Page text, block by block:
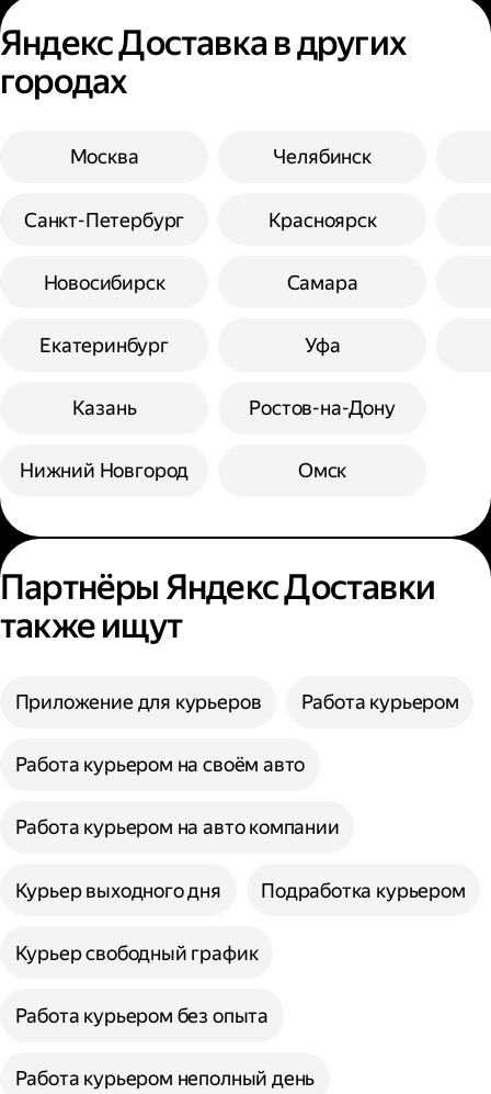
Яндекс Доставка в других
городах
Москва
Санкт-Петербург
Новосибирск
Екатеринбург
Казань
Нижний Новгород
Челябинск
Красноярск
Самара
Уфа
Ростов-на-Дону
Омск
Партнёры Яндекс Доставки
также ищут
Приложение для курьеров Работа курьером
Работа курьером на своём авто
Работа курьером на авто компании
Курьер выходного дня Подработка курьером
Курьер свободный график
Работа курьером без опыта
Работа курьером неполный день